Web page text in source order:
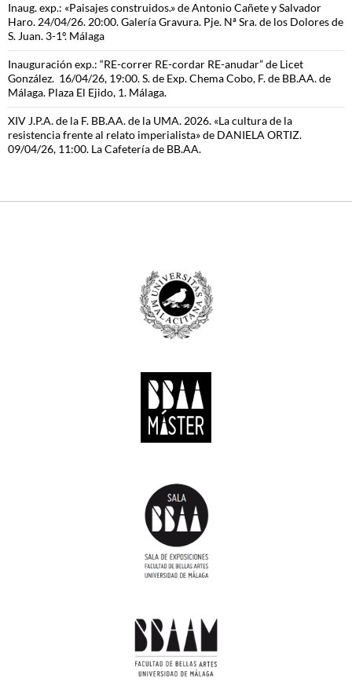
Inaug. exp.: «Paisajes construidos.» de Antonio Cañete y Salvador
Haro. 24/04/26. 20:00. Galería Gravura. Pje. Nª Sra. de los Dolores de
S. Juan. 3-1º. Málaga
Inauguración exp.: “RE-correr RE-cordar RE-anudar” de Licet
González. 16/04/26, 19:00. S. de Exp. Chema Cobo, F. de BB.AA. de
Málaga. Plaza El Ejido, 1. Málaga.
XIV J.P.A. de la F. BB.AA. de la UMA. 2026. «La cultura de la
resistencia frente al relato imperialista» de DANIELA ORTIZ.
09/04/26, 11:00. La Cafetería de BB.AA.